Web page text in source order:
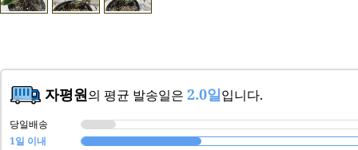
자평원의 평균 발송일은 2.0일입니다.
당일배송
1일 이내